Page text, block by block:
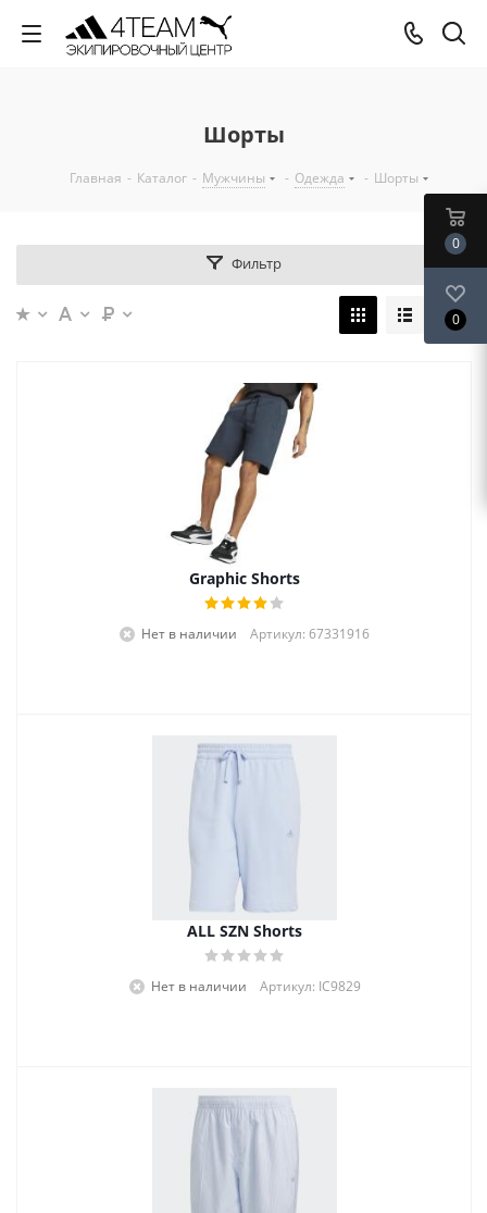
Шорты
Главная - Каталог - Мужчины - Одежда - Шорты
Фильтр
Graphic Shorts
Нет в наличии Артикул: 67331916
ALL SZN Shorts
Нет в наличии Артикул: IC9829
0
0